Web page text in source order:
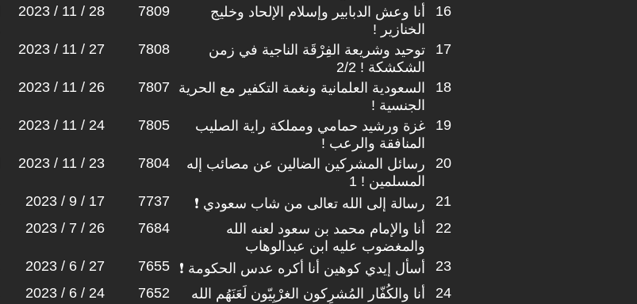
2023 / 11 / 28 7809
أنا وعش الدبابير وإسلام الإلحاد وخليج
الخنازير !
16
2023 / 11 / 27 7808
توحيد وشريعة الفِرْقَة الناجية في زمن
الشكشكة ! 2/2
17
2023 / 11 / 26 7807
السعودية العلمانية ونغمة التكفير مع الحرية
الجنسية !
18
2023 / 11 / 24 7805
غزة ورشيد حمامي ومملكة راية الصليب
المنافقة والرعب !
19
2023 / 11 / 23 7804
رسائل المشركين الضالين عن مصائب إله
المسلمين ! 1
20
2023 / 9 / 17 7737 رسالة إلى الله تعالى من شاب سعودي ❗
21
2023 / 7 / 26 7684
أنا والإمام محمد بن سعود لعنه الله
والمغضوب عليه ابن عبدالوهاب
22
2023 / 6 / 27 7655 أسأل إيدي كوهين أنا أكره عدس الحكومة ❗
23
2023 / 6 / 24 7652
أنا والكُفّار المُشرِكون الغرْبِيّون لَعَنَهُم الله
24